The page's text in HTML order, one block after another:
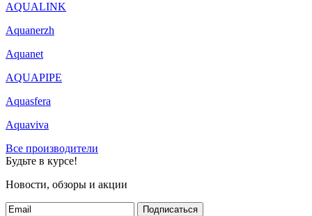
AQUALINK
Aquanerzh
Aquanet
AQUAPIPE
Aquasfera
Aquaviva
Все производители
Будьте в курсе!
Новости, обзоры и акции
Подписаться